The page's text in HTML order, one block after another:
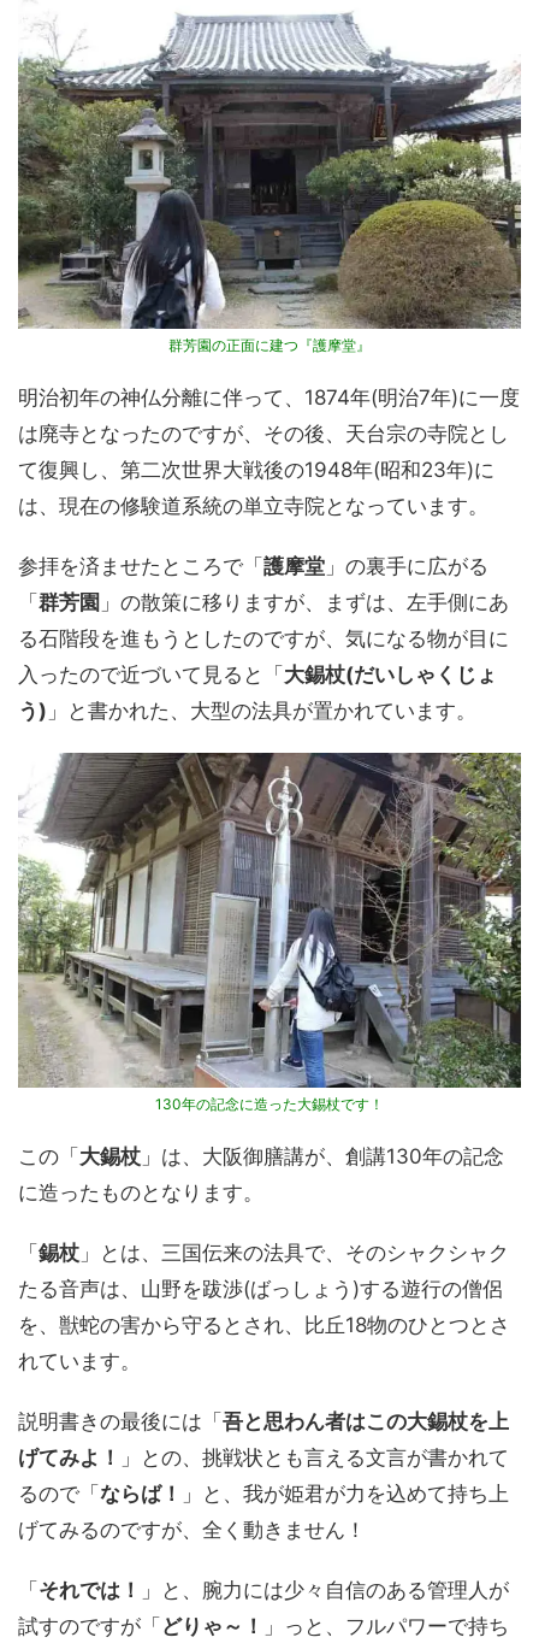
群芳園の正面に建つ『護摩堂』
明治初年の神仏分離に伴って、1874年(明治7年)に一度
は廃寺となったのですが、その後、天台宗の寺院とし
て復興し、第二次世界大戦後の1948年(昭和23年)に
は、現在の修験道系統の単立寺院となっています。
参拝を済ませたところで「護摩堂 」の裏手に広がる
「群芳園 」の散策に移りますが、まずは、左手側にあ
る石階段を進もうとしたのですが、気になる物が目に
入ったので近づいて見ると「大錫杖(だいしゃくじょ
う) 」と書かれた、大型の法具が置かれています。
130年の記念に造った大錫杖です！
この「 大錫杖 」は、大阪御膳講が、創講130年の記念
に造ったものとなります。
「 錫杖 」とは、三国伝来の法具で、そのシャクシャク
たる音声は、山野を跋渉(ばっしょう)する遊行の僧侶
を、獣蛇の害から守るとされ、比丘18物のひとつとさ
れています。
説明書きの最後には「 吾と思わん者はこの大錫杖を上
げてみよ！
」との、挑戦状とも言える文言が書かれて
るので「 ならば！
」と、我が姫君が力を込めて持ち上
げてみるのですが、全く動きません！
「 それでは！
」と、腕力には少々自信のある管理人が
試すのですが「 どりゃ～！
」っと、フルパワーで持ち